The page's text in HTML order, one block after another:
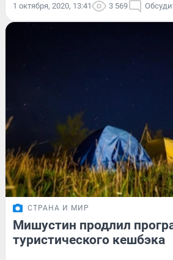
1 октября, 2020, 13:41 3 569
СТРАНА И МИР
Мишустин продлил
туристического кешбэка